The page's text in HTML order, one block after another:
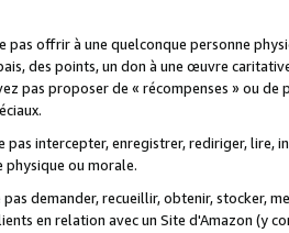
pas offrir à une quelconque personne
des points, un don à une œuvre
pas proposer de « récompenses » ou
pas intercepter, enregistrer, rediriger,
physique ou morale.
pas demander, recueillir, obtenir, stocker,
en relation avec un Site d'Amazon (y